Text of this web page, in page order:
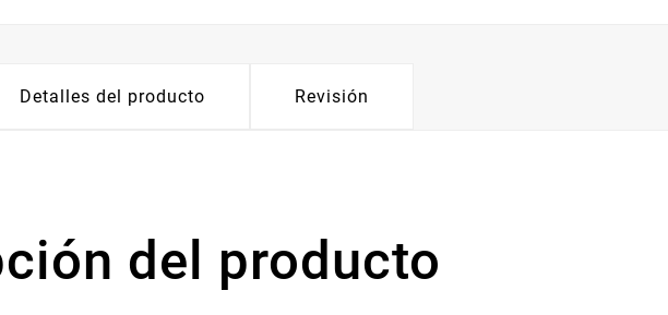
Detalles del producto Revisión
del producto